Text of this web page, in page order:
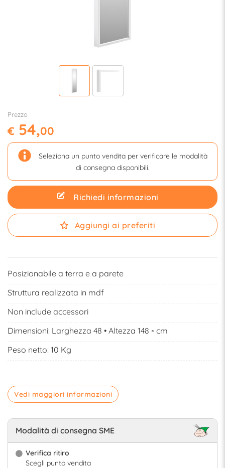
Prezzo
€ 54,00
Seleziona un punto vendita per verificare le modalità
di consegna disponibili.
Richiedi informazioni
Aggiungi ai preferiti
Posizionabile a terra e a parete
Struttura realizzata in mdf
Non include accessori
Dimensioni: Larghezza 48 • Altezza 148 ◦ cm
Peso netto: 10 Kg
Vedi maggiori informazioni
Modalità di consegna SME
Verifica ritiro
Scegli punto vendita